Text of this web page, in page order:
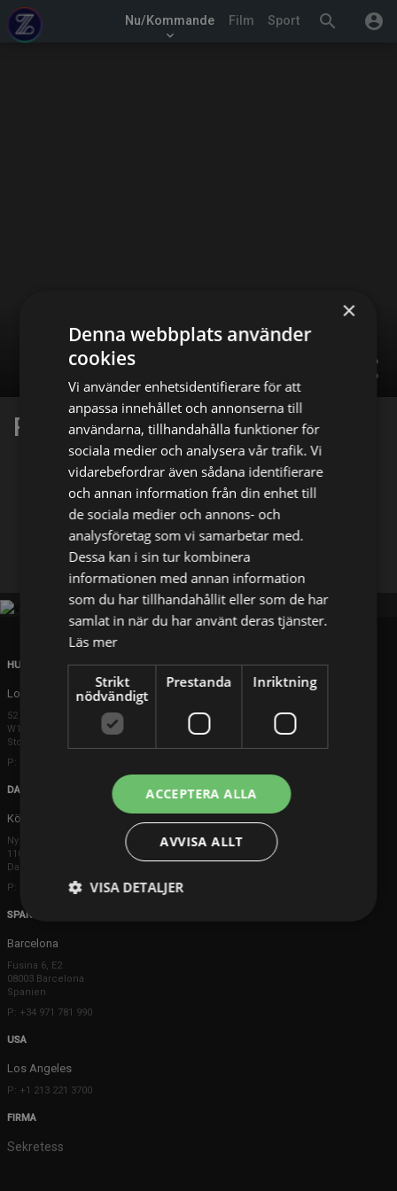
search account_circle
Nu/Kommande
keyboard_arrow_down
Film Sport
share
Ray Brennan
Facebook X E-postadress
HUVUDKONTOR
London
52 Brook Street
W1K 5DS London
Storbritannien
P: +44 203 608 8181
DANMARK
Köpenhamn
Ny Østergade 20
1101 København K
Danmark
P: +45 3698 8480
SPANIEN
Barcelona
Fusina 6, E2
08003 Barcelona
Spanien
P: +34 971 781 990
USA
Los Angeles
P: +1 213 221 3700
FIRMA
Sekretess
×
Denna webbplats använder
cookies
Vi använder enhetsidentifierare för att
anpassa innehållet och annonserna till
användarna, tillhandahålla funktioner för
sociala medier och analysera vår trafik. Vi
vidarebefordrar även sådana identifierare
och annan information från din enhet till
de sociala medier och annons- och
analysföretag som vi samarbetar med.
Dessa kan i sin tur kombinera
informationen med annan information
som du har tillhandahållit eller som de har
samlat in när du har använt deras tjänster.
Läs mer
Strikt
nödvändigt
Prestanda Inriktning
ACCEPTERA ALLA
AVVISA ALLT
VISA DETALJER